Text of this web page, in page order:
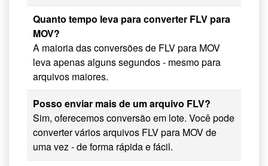
Quanto tempo leva para converter FLV para
MOV?
A maioria das conversões de FLV para MOV
leva apenas alguns segundos - mesmo para
arquivos maiores.
Posso enviar mais de um arquivo FLV?
Sim, oferecemos conversão em lote. Você pode
converter vários arquivos FLV para MOV de
uma vez - de forma rápida e fácil.